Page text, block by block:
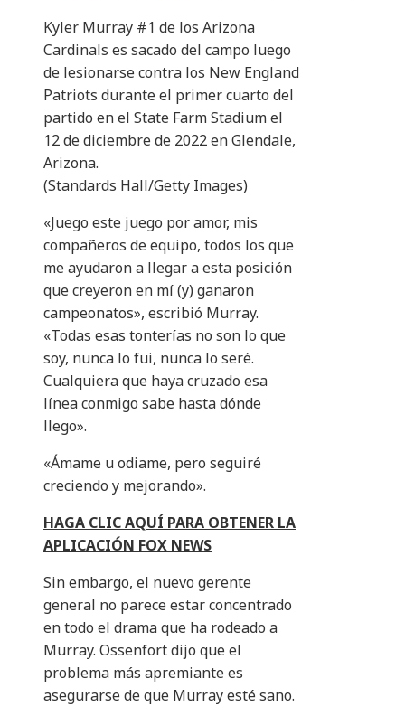
Kyler Murray #1 de los Arizona
Cardinals es sacado del campo luego
de lesionarse contra los New England
Patriots durante el primer cuarto del
partido en el State Farm Stadium el
12 de diciembre de 2022 en Glendale,
Arizona.
(Standards Hall/Getty Images)
«Juego este juego por amor, mis
compañeros de equipo, todos los que
me ayudaron a llegar a esta posición
que creyeron en mí (y) ganaron
campeonatos», escribió Murray.
«Todas esas tonterías no son lo que
soy, nunca lo fui, nunca lo seré.
Cualquiera que haya cruzado esa
línea conmigo sabe hasta dónde
llego».
«Ámame u odiame, pero seguiré
creciendo y mejorando».
HAGA CLIC AQUÍ PARA OBTENER LA
APLICACIÓN FOX NEWS
Sin embargo, el nuevo gerente
general no parece estar concentrado
en todo el drama que ha rodeado a
Murray. Ossenfort dijo que el
problema más apremiante es
asegurarse de que Murray esté sano.